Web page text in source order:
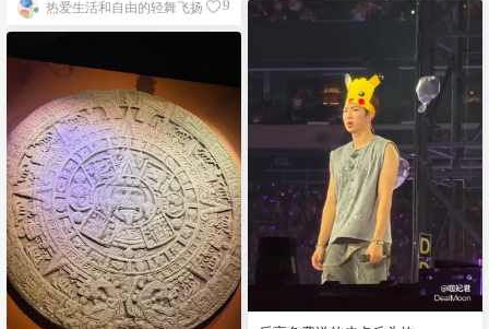
热爱生活和自由的轻舞飞扬 9